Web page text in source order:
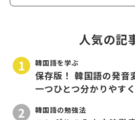
人気の記
韓国語を学ぶ
保存版！ 韓国語の発音
一つひとつ分かりやす
韓国語の勉強法